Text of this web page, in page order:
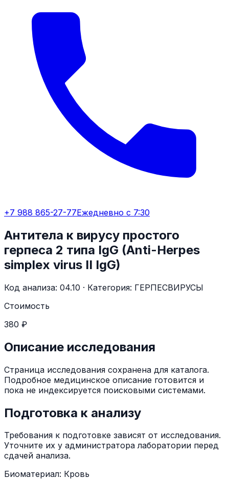
+7 988 865-27-77Ежедневно с 7:30
Антитела к вирусу простого
герпеса 2 типа IgG (Anti-Herpes
simplex virus II IgG)
Код анализа: 04.10 · Категория: ГЕРПЕСВИРУСЫ
Стоимость
380 ₽
Описание исследования
Страница исследования сохранена для каталога.
Подробное медицинское описание готовится и
пока не индексируется поисковыми системами.
Подготовка к анализу
Требования к подготовке зависят от исследования.
Уточните их у администратора лаборатории перед
сдачей анализа.
Биоматериал: Кровь